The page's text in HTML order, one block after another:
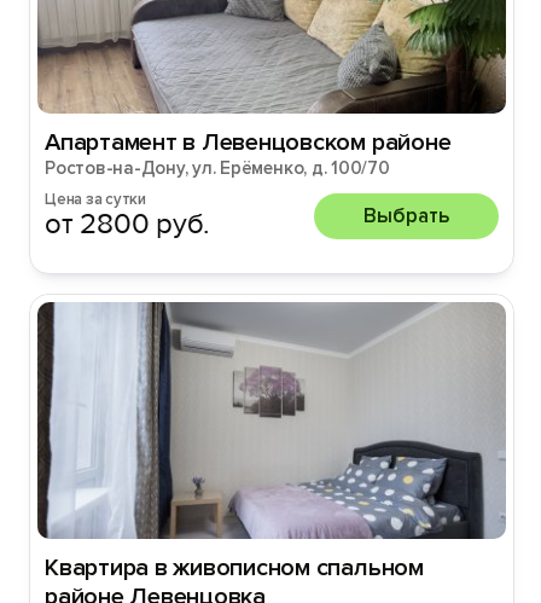
Апартамент в Левенцовском районе
Ростов-на-Дону, ул. Ерёменко, д. 100/70
Цена за сутки
от 2800 руб. Выбрать
Квартира в живописном спальном
районе Левенцовка